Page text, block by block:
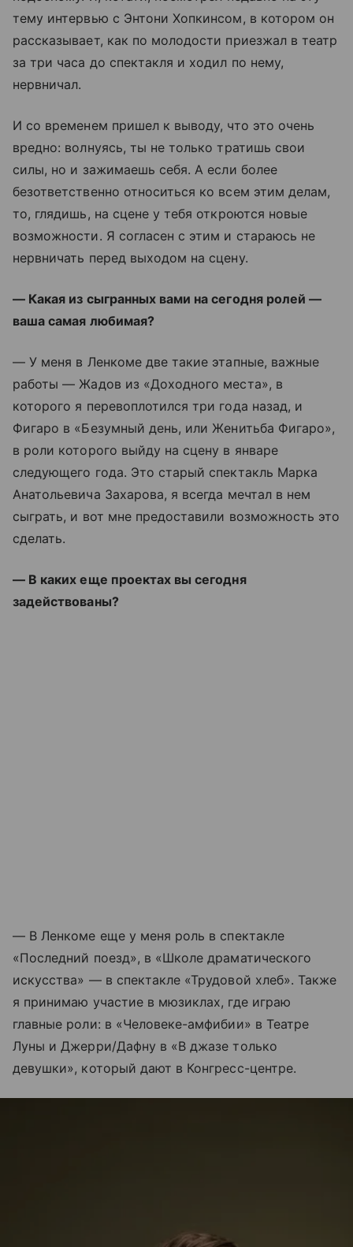
тему интервью с Энтони Хопкинсом, в котором он
рассказывает, как по молодости приезжал в театр
за три часа до спектакля и ходил по нему,
нервничал.
И со временем пришел к выводу, что это очень
вредно: волнуясь, ты не только тратишь свои
силы, но и зажимаешь себя. А если более
безответственно относиться ко всем этим делам,
то, глядишь, на сцене у тебя откроются новые
возможности. Я согласен с этим и стараюсь не
нервничать перед выходом на сцену.
— Какая из сыгранных вами на сегодня ролей —
ваша самая любимая?
— У меня в Ленкоме две такие этапные, важные
работы — Жадов из «Доходного места», в
которого я перевоплотился три года назад, и
Фигаро в «Безумный день, или Женитьба Фигаро»,
в роли которого выйду на сцену в январе
следующего года. Это старый спектакль Марка
Анатольевича Захарова, я всегда мечтал в нем
сыграть, и вот мне предоставили возможность это
сделать.
— В каких еще проектах вы сегодня
задействованы?
— В Ленкоме еще у меня роль в спектакле
«Последний поезд», в «Школе драматического
искусства» — в спектакле «Трудовой хлеб». Также
я принимаю участие в мюзиклах, где играю
главные роли: в «Человеке-амфибии» в Театре
Луны и Джерри/Дафну в «В джазе только
девушки», который дают в Конгресс-центре.